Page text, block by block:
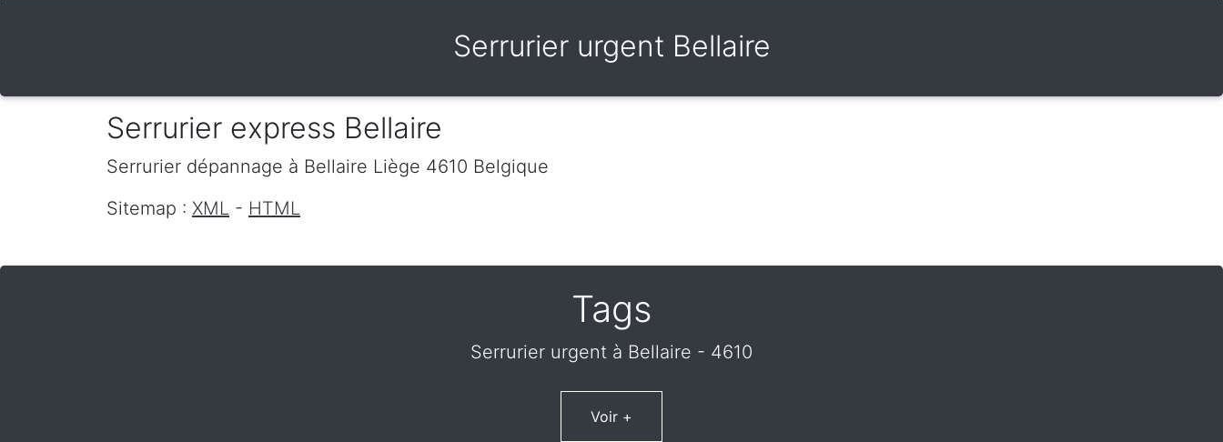
Serrurier urgent Bellaire
Serrurier express Bellaire
Serrurier dépannage à Bellaire Liège 4610 Belgique
Sitemap : XML - HTML
Tags
Serrurier urgent à Bellaire - 4610
Voir +